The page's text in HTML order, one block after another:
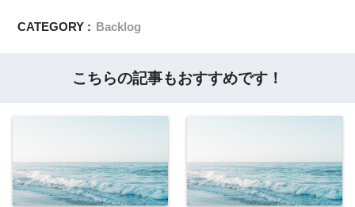
CATEGORY : Backlog
こちらの記事もおすすめです！